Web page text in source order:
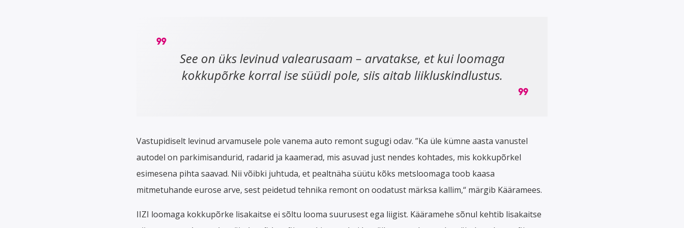
See on üks levinud valearusaam – arvatakse, et kui loomaga
kokkupõrke korral ise süüdi pole, siis aitab liikluskindlustus.
Vastupidiselt levinud arvamusele pole vanema auto remont sugugi odav. ”Ka üle kümne aasta vanustel
autodel on parkimisandurid, radarid ja kaamerad, mis asuvad just nendes kohtades, mis kokkupõrkel
esimesena pihta saavad. Nii võibki juhtuda, et pealtnäha süütu kõks metsloomaga toob kaasa
mitmetuhande eurose arve, sest peidetud tehnika remont on oodatust märksa kallim,“ märgib Kääramees.
IIZI loomaga kokkupõrke lisakaitse ei sõltu looma suurusest ega liigist. Kääramehe sõnul kehtib lisakaitse